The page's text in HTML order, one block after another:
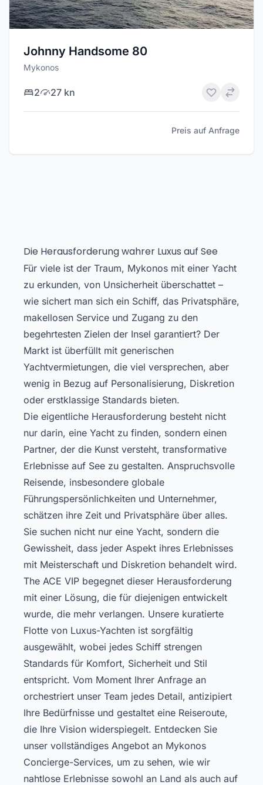
Johnny Handsome 80
Mykonos
2 27 kn
Preis auf Anfrage
Die Herausforderung wahrer Luxus auf See
Für viele ist der Traum, Mykonos mit einer Yacht
zu erkunden, von Unsicherheit überschattet –
wie sichert man sich ein Schiff, das Privatsphäre,
makellosen Service und Zugang zu den
begehrtesten Zielen der Insel garantiert? Der
Markt ist überfüllt mit generischen
Yachtvermietungen, die viel versprechen, aber
wenig in Bezug auf Personalisierung, Diskretion
oder erstklassige Standards bieten.
Die eigentliche Herausforderung besteht nicht
nur darin, eine Yacht zu finden, sondern einen
Partner, der die Kunst versteht, transformative
Erlebnisse auf See zu gestalten. Anspruchsvolle
Reisende, insbesondere globale
Führungspersönlichkeiten und Unternehmer,
schätzen ihre Zeit und Privatsphäre über alles.
Sie suchen nicht nur eine Yacht, sondern die
Gewissheit, dass jeder Aspekt ihres Erlebnisses
mit Meisterschaft und Diskretion behandelt wird.
The ACE VIP begegnet dieser Herausforderung
mit einer Lösung, die für diejenigen entwickelt
wurde, die mehr verlangen. Unsere kuratierte
Flotte von Luxus-Yachten ist sorgfältig
ausgewählt, wobei jedes Schiff strengen
Standards für Komfort, Sicherheit und Stil
entspricht. Vom Moment Ihrer Anfrage an
orchestriert unser Team jedes Detail, antizipiert
Ihre Bedürfnisse und gestaltet eine Reiseroute,
die Ihre Vision widerspiegelt. Entdecken Sie
unser vollständiges Angebot an Mykonos
Concierge-Services, um zu sehen, wie wir
nahtlose Erlebnisse sowohl an Land als auch auf